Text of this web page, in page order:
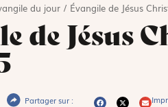
du jour/ Évangile de Jésus
de Jésus
Partager sur :